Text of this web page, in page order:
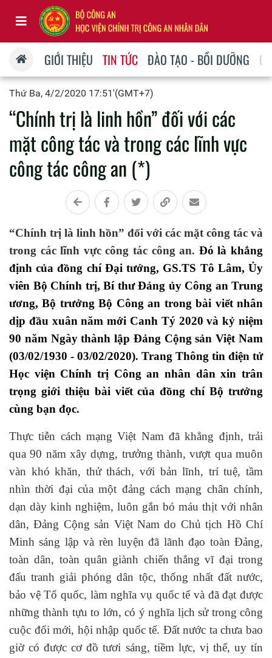
GIỚI THIỆU TIN TỨC ĐÀO TẠO - BỒI DƯỠNG
Thứ Ba, 4/2/2020 17:51'(GMT+7)
“Chính trị là linh hồn” đối với các
mặt công tác và trong các lĩnh vực
công tác công an (*)
“Chính trị là linh hồn” đối với các mặt công tác và
trong các lĩnh vực công tác công an. Đó là khẳng
định của đồng chí Ðại tướng, GS.TS Tô Lâm, Ủy
viên Bộ Chính trị, Bí thư Ðảng ủy Công an Trung
ương, Bộ trưởng Bộ Công an trong bài viết nhân
dịp đầu xuânnăm mới Canh Tý 2020 và kỷ niệm
90 năm Ngày thành lập Đảng Cộng sản Việt Nam
(03/02/1930 - 03/02/2020). Trang Thông tin điện tử
Học viện Chính trị Công an nhân dân xin trân
trọng giới thiệu bài viết của đồng chí Bộ trưởng
cùng bạn đọc.
Thực tiễn cách mạng Việt Nam đã khẳng định, trải
qua 90 năm xây dựng, trưởng thành, vượt qua muôn
vàn khó khăn, thử thách, với bản lĩnh, trí tuệ, tầm
nhìn thời đại của một đảng cách mạng chân chính,
dạn dày kinh nghiệm, luôn gắn bó máu thịt với nhân
dân, Đảng Cộng sản Việt Nam do Chủ tịch Hồ Chí
Minh sáng lập và rèn luyện đã lãnh đạo toàn Đảng,
toàn dân, toàn quân giành chiến thắng vĩ đại trong
đấu tranh giải phóng dân tộc, thống nhất đất nước,
bảo vệ Tổ quốc, làm nghĩa vụ quốc tế và đã đạt được
những thành tựu to lớn, có ý nghĩa lịch sử trong công
cuộc đổi mới, hội nhập quốc tế. Đất nước ta chưa bao
giờ có được cơ đồ tươi sáng, tiềm lực, vị thế, uy tín